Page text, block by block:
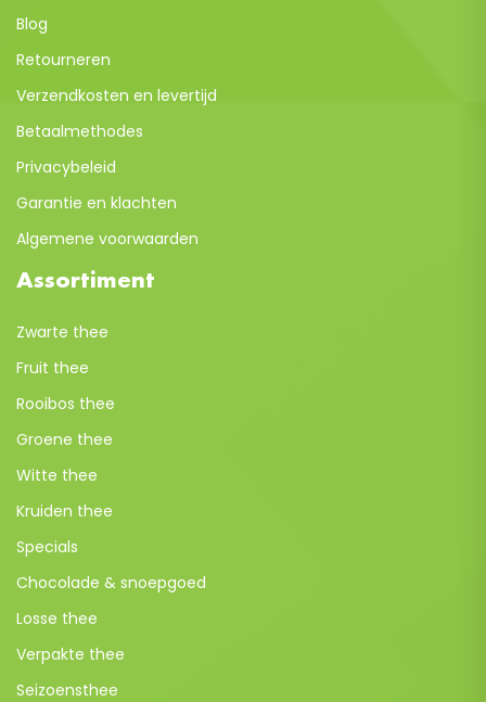
Blog
Retourneren
Verzendkosten en levertijd
Betaalmethodes
Privacybeleid
Garantie en klachten
Algemene voorwaarden
Assortiment
Zwarte thee
Fruit thee
Rooibos thee
Groene thee
Witte thee
Kruiden thee
Specials
Chocolade & snoepgoed
Losse thee
Verpakte thee
Seizoensthee